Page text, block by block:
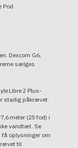
Dexcom G6,
sælges
Libre 2 Plus-
stadig påkrævet.
meter (25 fod) i
vandtæt. Se
få oplysninger om
til